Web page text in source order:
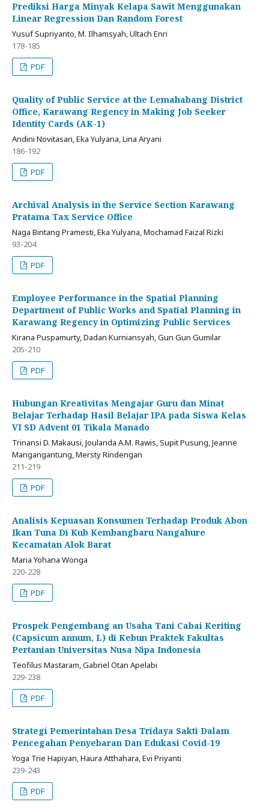
Prediksi Harga Minyak Kelapa Sawit Menggunakan
Linear Regression Dan Random Forest
Yusuf Supriyanto, M. Ilhamsyah, Ultach Enri
178-185
PDF
Quality of Public Service at the Lemahabang District
Office, Karawang Regency in Making Job Seeker
Identity Cards (AK-1)
Andini Novitasari, Eka Yulyana, Lina Aryani
186-192
PDF
Archival Analysis in the Service Section Karawang
Pratama Tax Service Office
Naga Bintang Pramesti, Eka Yulyana, Mochamad Faizal Rizki
93-204
PDF
Employee Performance in the Spatial Planning
Department of Public Works and Spatial Planning in
Karawang Regency in Optimizing Public Services
Kirana Puspamurty, Dadan Kurniansyah, Gun Gun Gumilar
205-210
PDF
Hubungan Kreativitas Mengajar Guru dan Minat
Belajar Terhadap Hasil Belajar IPA pada Siswa Kelas
VI SD Advent 01 Tikala Manado
Trinansi D. Makausi, Joulanda A.M. Rawis, Supit Pusung, Jeanne
Mangangantung, Mersty Rindengan
211-219
PDF
Analisis Kepuasan Konsumen Terhadap Produk Abon
Ikan Tuna Di Kub Kembangbaru Nangahure
Kecamatan Alok Barat
Maria Yohana Wonga
220-228
PDF
Prospek Pengembang an Usaha Tani Cabai Keriting
(Capsicum annum, L) di Kebun Praktek Fakultas
Pertanian Universitas Nusa Nipa Indonesia
Teofilus Mastaram, Gabriel Otan Apelabi
229-238
PDF
Strategi Pemerintahan Desa Tridaya Sakti Dalam
Pencegahan Penyebaran Dan Edukasi Covid-19
Yoga Trie Hapiyan, Haura Atthahara, Evi Priyanti
239-243
PDF